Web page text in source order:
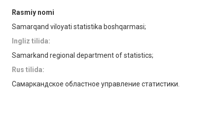
Rasmiy nomi
Samarqand viloyati statistika boshqarmasi;
Ingliz tilida:
Samarkand regional department of statistics;
Rus tilida:
Самаркандское областное управление статистики.